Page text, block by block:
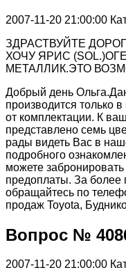
2007-11-20 21:00:00
ЗДРАСТВУЙТЕ
ХОЧУ ЯРИС
МЕТАЛЛИК.ЭТО
Добрый день
производится только
от комплектации. К
представлено семь
рады видеть Вас в
подробного
можете
предоплаты. За
обращайтесь по
продаж Toyota,
Вопрос №
2007-11-20 21:00:00